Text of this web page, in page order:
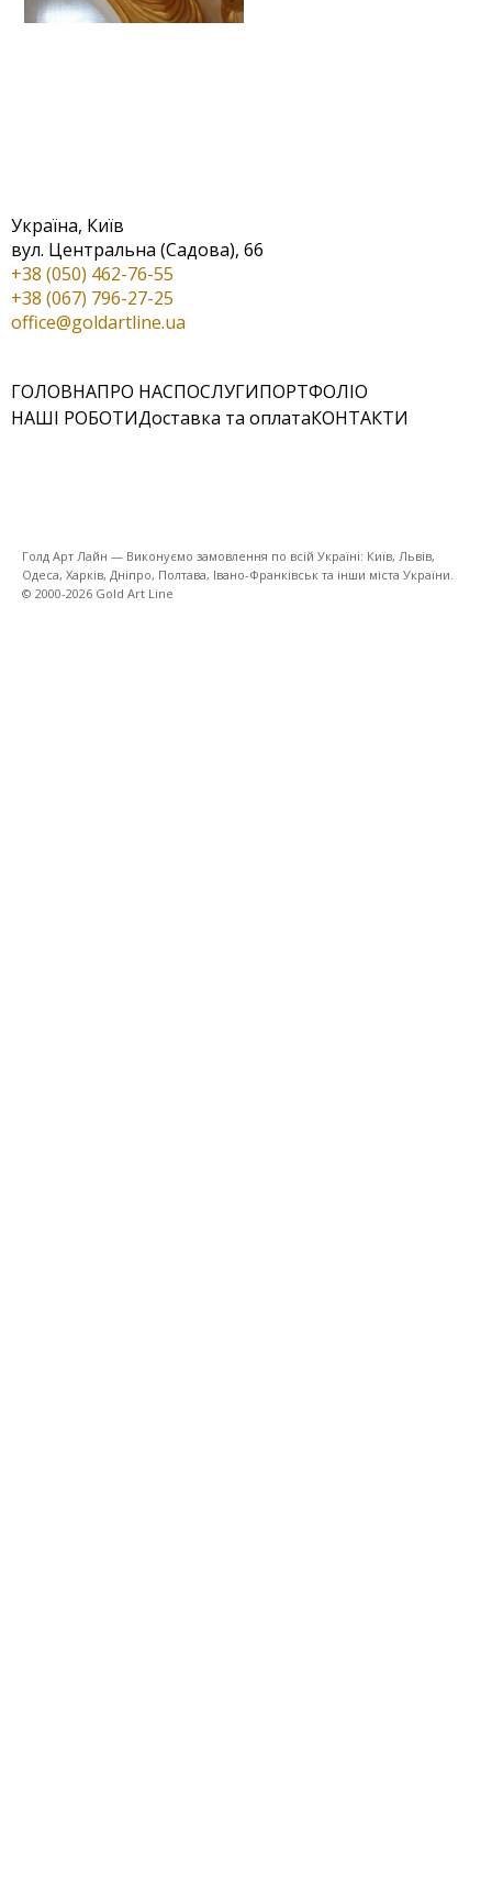
Україна, Київ
вул. Центральна (Садова), 66
+38 (050) 462-76-55
+38 (067) 796-27-25
office@goldartline.ua
ГОЛОВНАПРО НАСПОСЛУГИПОРТФОЛІО
НАШІ РОБОТИДоставка та оплатаКОНТАКТИ
Голд Арт Лайн — Виконуємо замовлення по всій Україні: Київ, Львів,
Одеса, Харків, Дніпро, Полтава, Івано-Франківськ та інши міста України.
© 2000-2026 Gold Art Line